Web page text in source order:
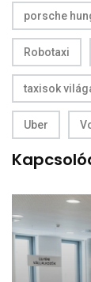
porsche
Robotaxi
taxisok
Uber